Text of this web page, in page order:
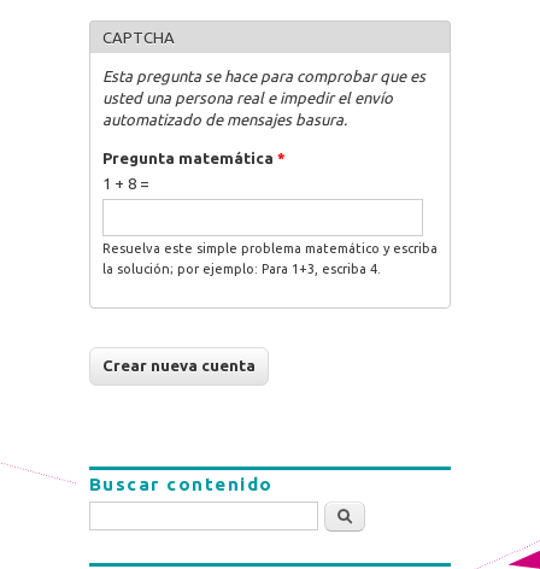
CAPTCHA
Esta pregunta se hace para comprobar que es
usted una persona real e impedir el envío
automatizado de mensajes basura.
Pregunta matemática *
1 + 8 =
Resuelva este simple problema matemático y escriba
la solución; por ejemplo: Para 1+3, escriba 4.
Buscar contenido
Buscar